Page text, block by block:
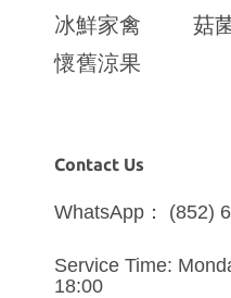
冰鮮家禽
菇
懷舊涼果
Contact Us
WhatsApp： (852)
Service Time:
18:00